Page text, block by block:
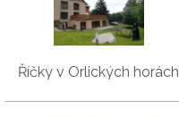
Říčky v Orlických horách